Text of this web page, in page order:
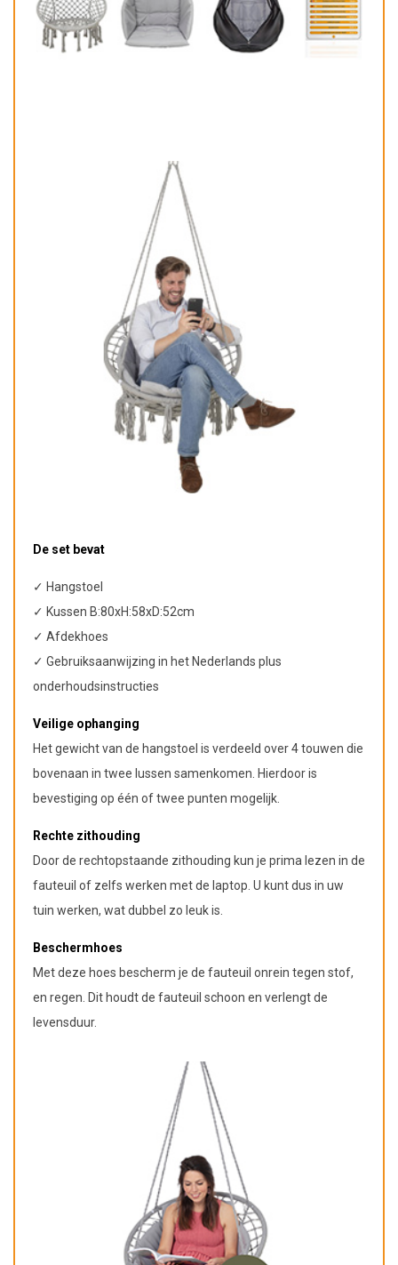
De set bevat
✓ Hangstoel
✓ Kussen B:80xH:58xD:52cm
✓ Afdekhoes
✓ Gebruiksaanwijzing in het Nederlands plus
onderhoudsinstructies
Veilige ophanging
Het gewicht van de hangstoel is verdeeld over 4 touwen die
bovenaan in twee lussen samenkomen. Hierdoor is
bevestiging op één of twee punten mogelijk.
Rechte zithouding
Door de rechtopstaande zithouding kun je prima lezen in de
fauteuil of zelfs werken met de laptop. U kunt dus in uw
tuin werken, wat dubbel zo leuk is.
Beschermhoes
Met deze hoes bescherm je de fauteuil onrein tegen stof,
en regen. Dit houdt de fauteuil schoon en verlengt de
levensduur.